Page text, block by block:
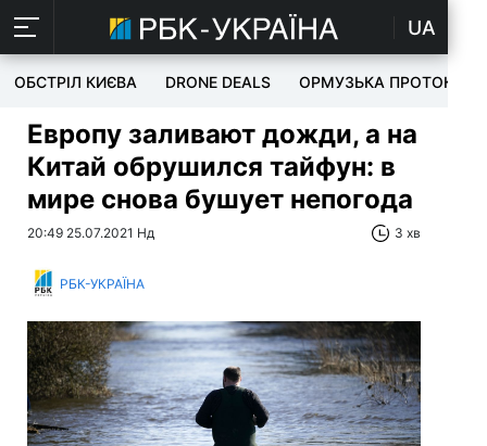
UA
ОБСТРІЛ КИЄВА DRONE DEALS ОРМУЗЬКА ПРОТОКА
Европу заливают дожди, а на
Китай обрушился тайфун: в
мире снова бушует непогода
20:49 25.07.2021 Нд 3 хв
РБК-УКРАЇНА